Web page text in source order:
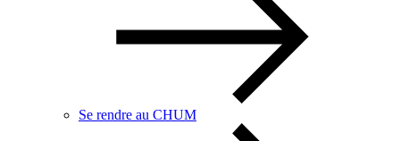
Se rendre au CHUM